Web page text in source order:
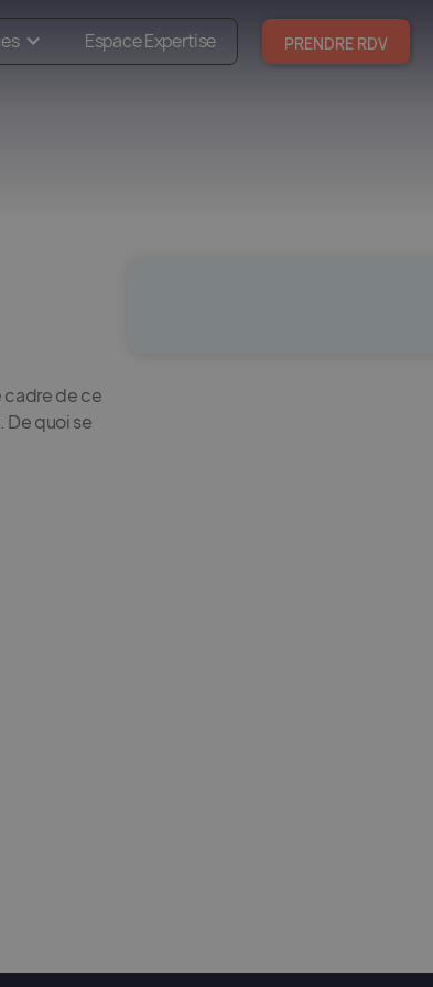
Espace Expertise PRENDRE RDV
cadre de ce
quoi se